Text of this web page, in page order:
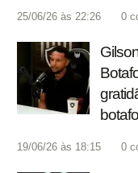
25/06/26 às 22:26 0
19/06/26 às 18:15 0